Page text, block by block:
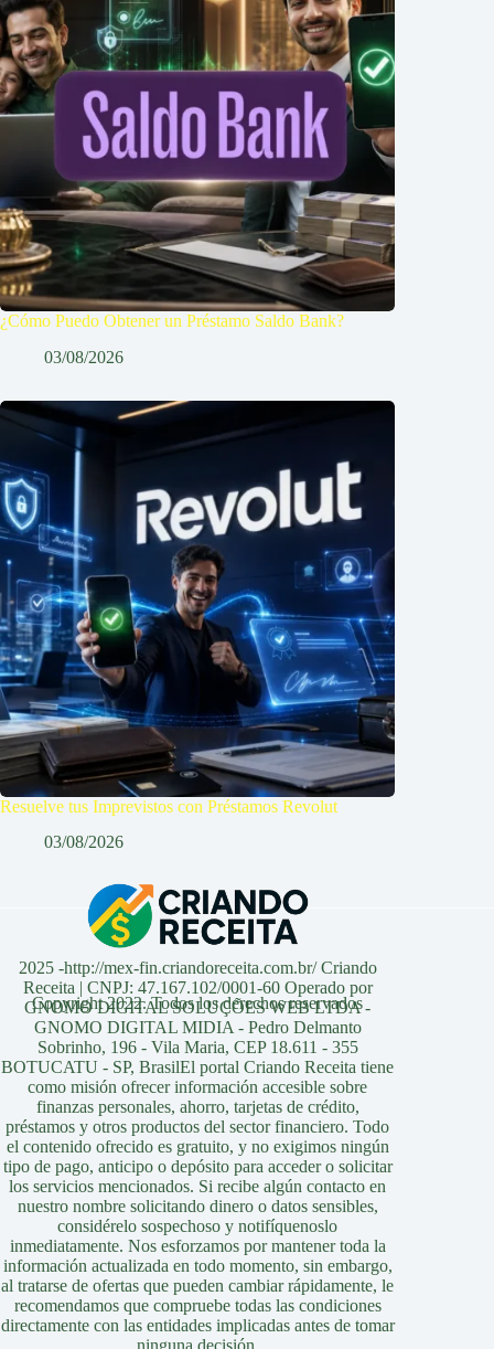
¿Cómo Puedo Obtener un Préstamo Saldo Bank?
03/08/2026
Resuelve tus Imprevistos con Préstamos Revolut
03/08/2026
Copyright 2022. Todos los derechos reservados
2025 -http://mex-fin.criandoreceita.com.br/ Criando
Receita | CNPJ: 47.167.102/0001-60 Operado por
GNOMO DIGITAL SOLUÇÕES WEB LTDA -
GNOMO DIGITAL MIDIA - Pedro Delmanto
Sobrinho, 196 - Vila Maria, CEP 18.611 - 355
BOTUCATU - SP, BrasilEl portal Criando Receita tiene
como misión ofrecer información accesible sobre
finanzas personales, ahorro, tarjetas de crédito,
préstamos y otros productos del sector financiero. Todo
el contenido ofrecido es gratuito, y no exigimos ningún
tipo de pago, anticipo o depósito para acceder o solicitar
los servicios mencionados. Si recibe algún contacto en
nuestro nombre solicitando dinero o datos sensibles,
considérelo sospechoso y notifíquenoslo
inmediatamente. Nos esforzamos por mantener toda la
información actualizada en todo momento, sin embargo,
al tratarse de ofertas que pueden cambiar rápidamente, le
recomendamos que compruebe todas las condiciones
directamente con las entidades implicadas antes de tomar
ninguna decisión.